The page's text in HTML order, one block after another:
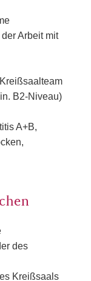
Arbeit mit
B2-Niveau)
A+B,
des
Kreißsaals